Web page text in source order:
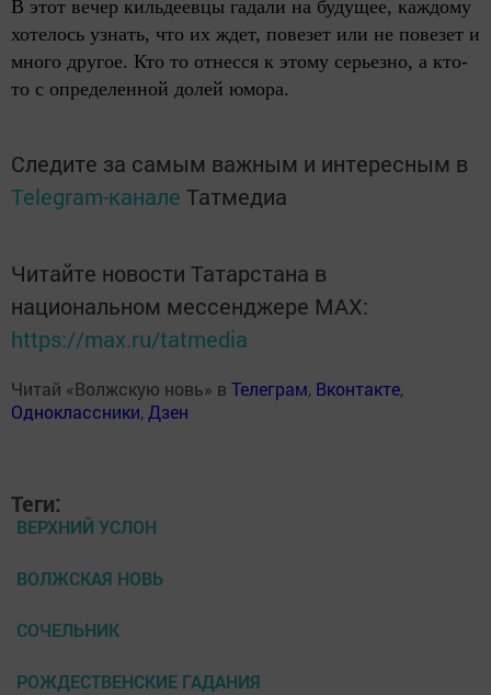
В этот вечер кильдеевцы гадали на будущее, каждому
хотелось узнать, что их ждет, повезет или не повезет и
много другое. Кто то отнесся к этому серьезно, а кто-
то с определенной долей юмора.
Следите за самым важным и интересным в
Telegram-канале Татмедиа
Читайте новости Татарстана в
национальном мессенджере MАХ:
https://max.ru/tatmedia
Читай «Волжскую новь» в Телеграм, Вконтакте,
Одноклассники,Дзен
Теги:
ВЕРХНИЙ УСЛОН
ВОЛЖСКАЯ НОВЬ
СОЧЕЛЬНИК
РОЖДЕСТВЕНСКИЕ ГАДАНИЯ